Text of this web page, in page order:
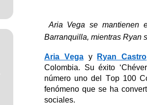
Aria Vega se mantienen
Barranquilla, mientras Ryan
Aria Vegay Ryan Castro
Colombia. Su éxito
número uno del Top 100
fenómeno que se ha
sociales.